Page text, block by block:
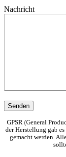
Nachricht
GPSR (General
der Herstellung gab
gemacht werden.